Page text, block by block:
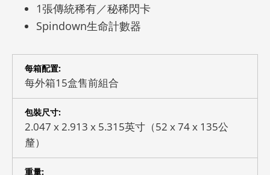
1張傳統稀有／秘稀閃卡
Spindown生命計數器
每箱配置:
每外箱15盒售前組合
包裝尺寸:
2.047 x 2.913 x 5.315英寸（52 x 74 x 135公
釐）
重量: